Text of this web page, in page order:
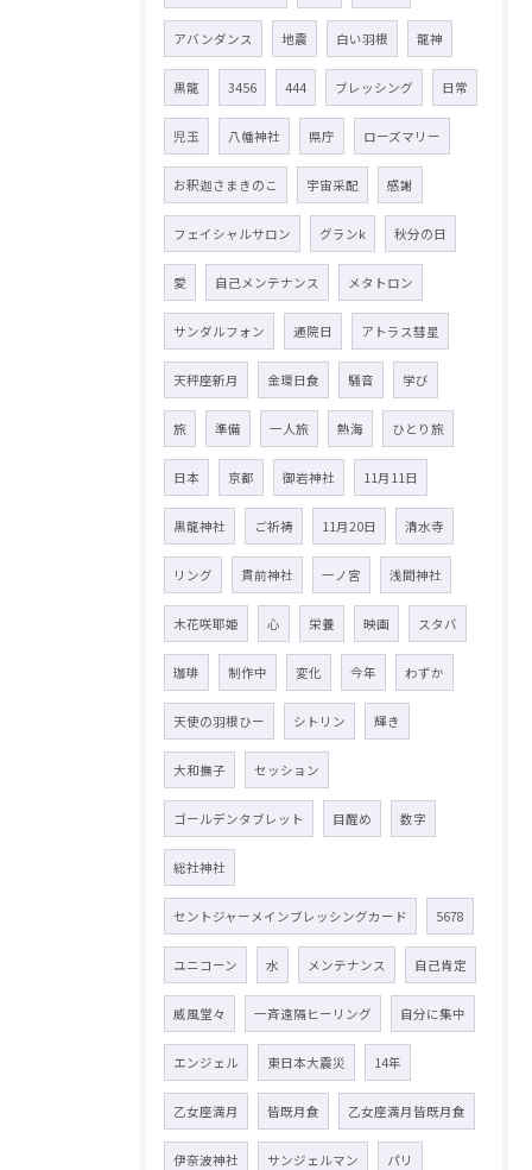
アバンダンス 地震 白い羽根 龍神
黒龍 3456 444 ブレッシング 日常
児玉 八幡神社 県庁 ローズマリー
お釈迦さまきのこ 宇宙采配 感謝
フェイシャルサロン グランk 秋分の日
愛 自己メンテナンス メタトロン
サンダルフォン 通院日 アトラス彗星
天秤座新月 金環日食 騒音 学び
旅 準備 一人旅 熱海 ひとり旅
日本 京都 御岩神社 11月11日
黒龍神社 ご祈祷 11月20日 清水寺
リング 貫前神社 一ノ宮 浅間神社
木花咲耶姫 心 栄養 映画 スタバ
珈琲 制作中 変化 今年 わずか
天使の羽根ひー シトリン 輝き
大和撫子 セッション
ゴールデンタブレット 目醒め 数字
総社神社
セントジャーメインブレッシングカード 5678
ユニコーン 水 メンテナンス 自己肯定
威風堂々 一斉遠隔ヒーリング 自分に集中
エンジェル 東日本大震災 14年
乙女座満月 皆既月食 乙女座満月皆既月食
伊奈波神社 サンジェルマン パリ